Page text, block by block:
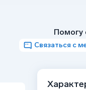
Помогу
Связаться с